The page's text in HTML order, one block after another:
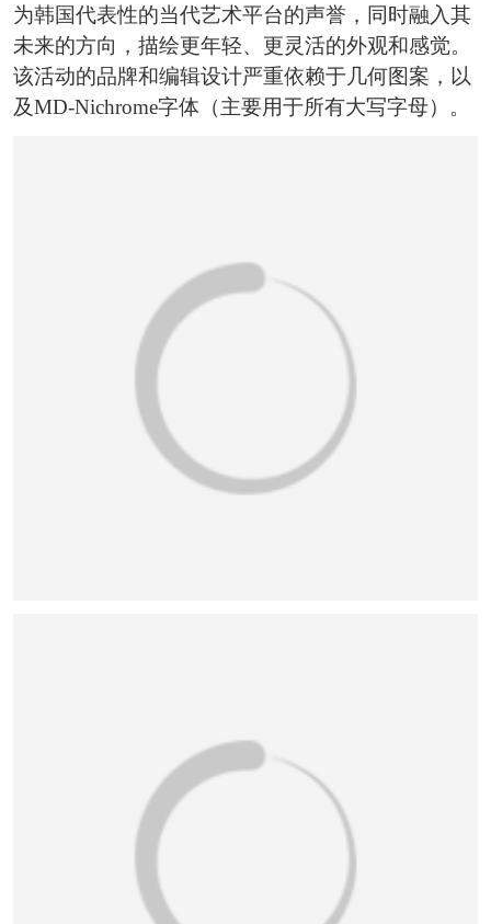
恭喜133****9020用户作品已成功备案！
恭喜136****9807用户作品已成功备案！
为韩国代表性的当代艺术平台的声誉，同时融入其
未来的方向，描绘更年轻、更灵活的外观和感觉。
该活动的品牌和编辑设计严重依赖于几何图案，以
及MD-Nichrome字体（主要用于所有大写字母）。